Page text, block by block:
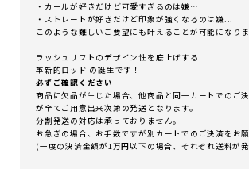
・カールが好きだけど可愛すぎるのは嫌…
・ストレートが好きだけど印象が強くなるのは嫌...
このような難しいご要望にも叶えることが可能になりま
ラッシュリフトのデザイン性を底上げする
革新的ロッド の誕生です！
必ずご確認ください
商品に欠品が生じた場合、他商品と同一カートでのご
が全てご用意出来次第の発送となります。
分割発送の対応は承っておりません。
お急ぎの場合、お手数ですが別カートでのご決済をお願
(一度の決済金額が1万円以下の場合、それぞれ送料が